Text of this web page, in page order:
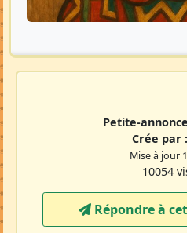
Petite-annonce
Crée par :
Mise à jour
10054
Répondre à